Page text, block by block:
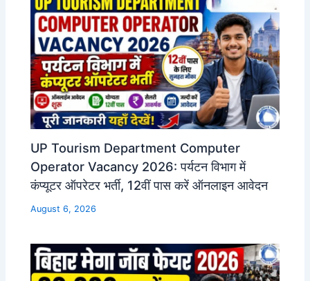
UP Tourism Department Computer
Operator Vacancy 2026: पर्यटन विभाग में
कंप्यूटर ऑपरेटर भर्ती, 12वीं पास करें ऑनलाइन आवेदन
August 6, 2026